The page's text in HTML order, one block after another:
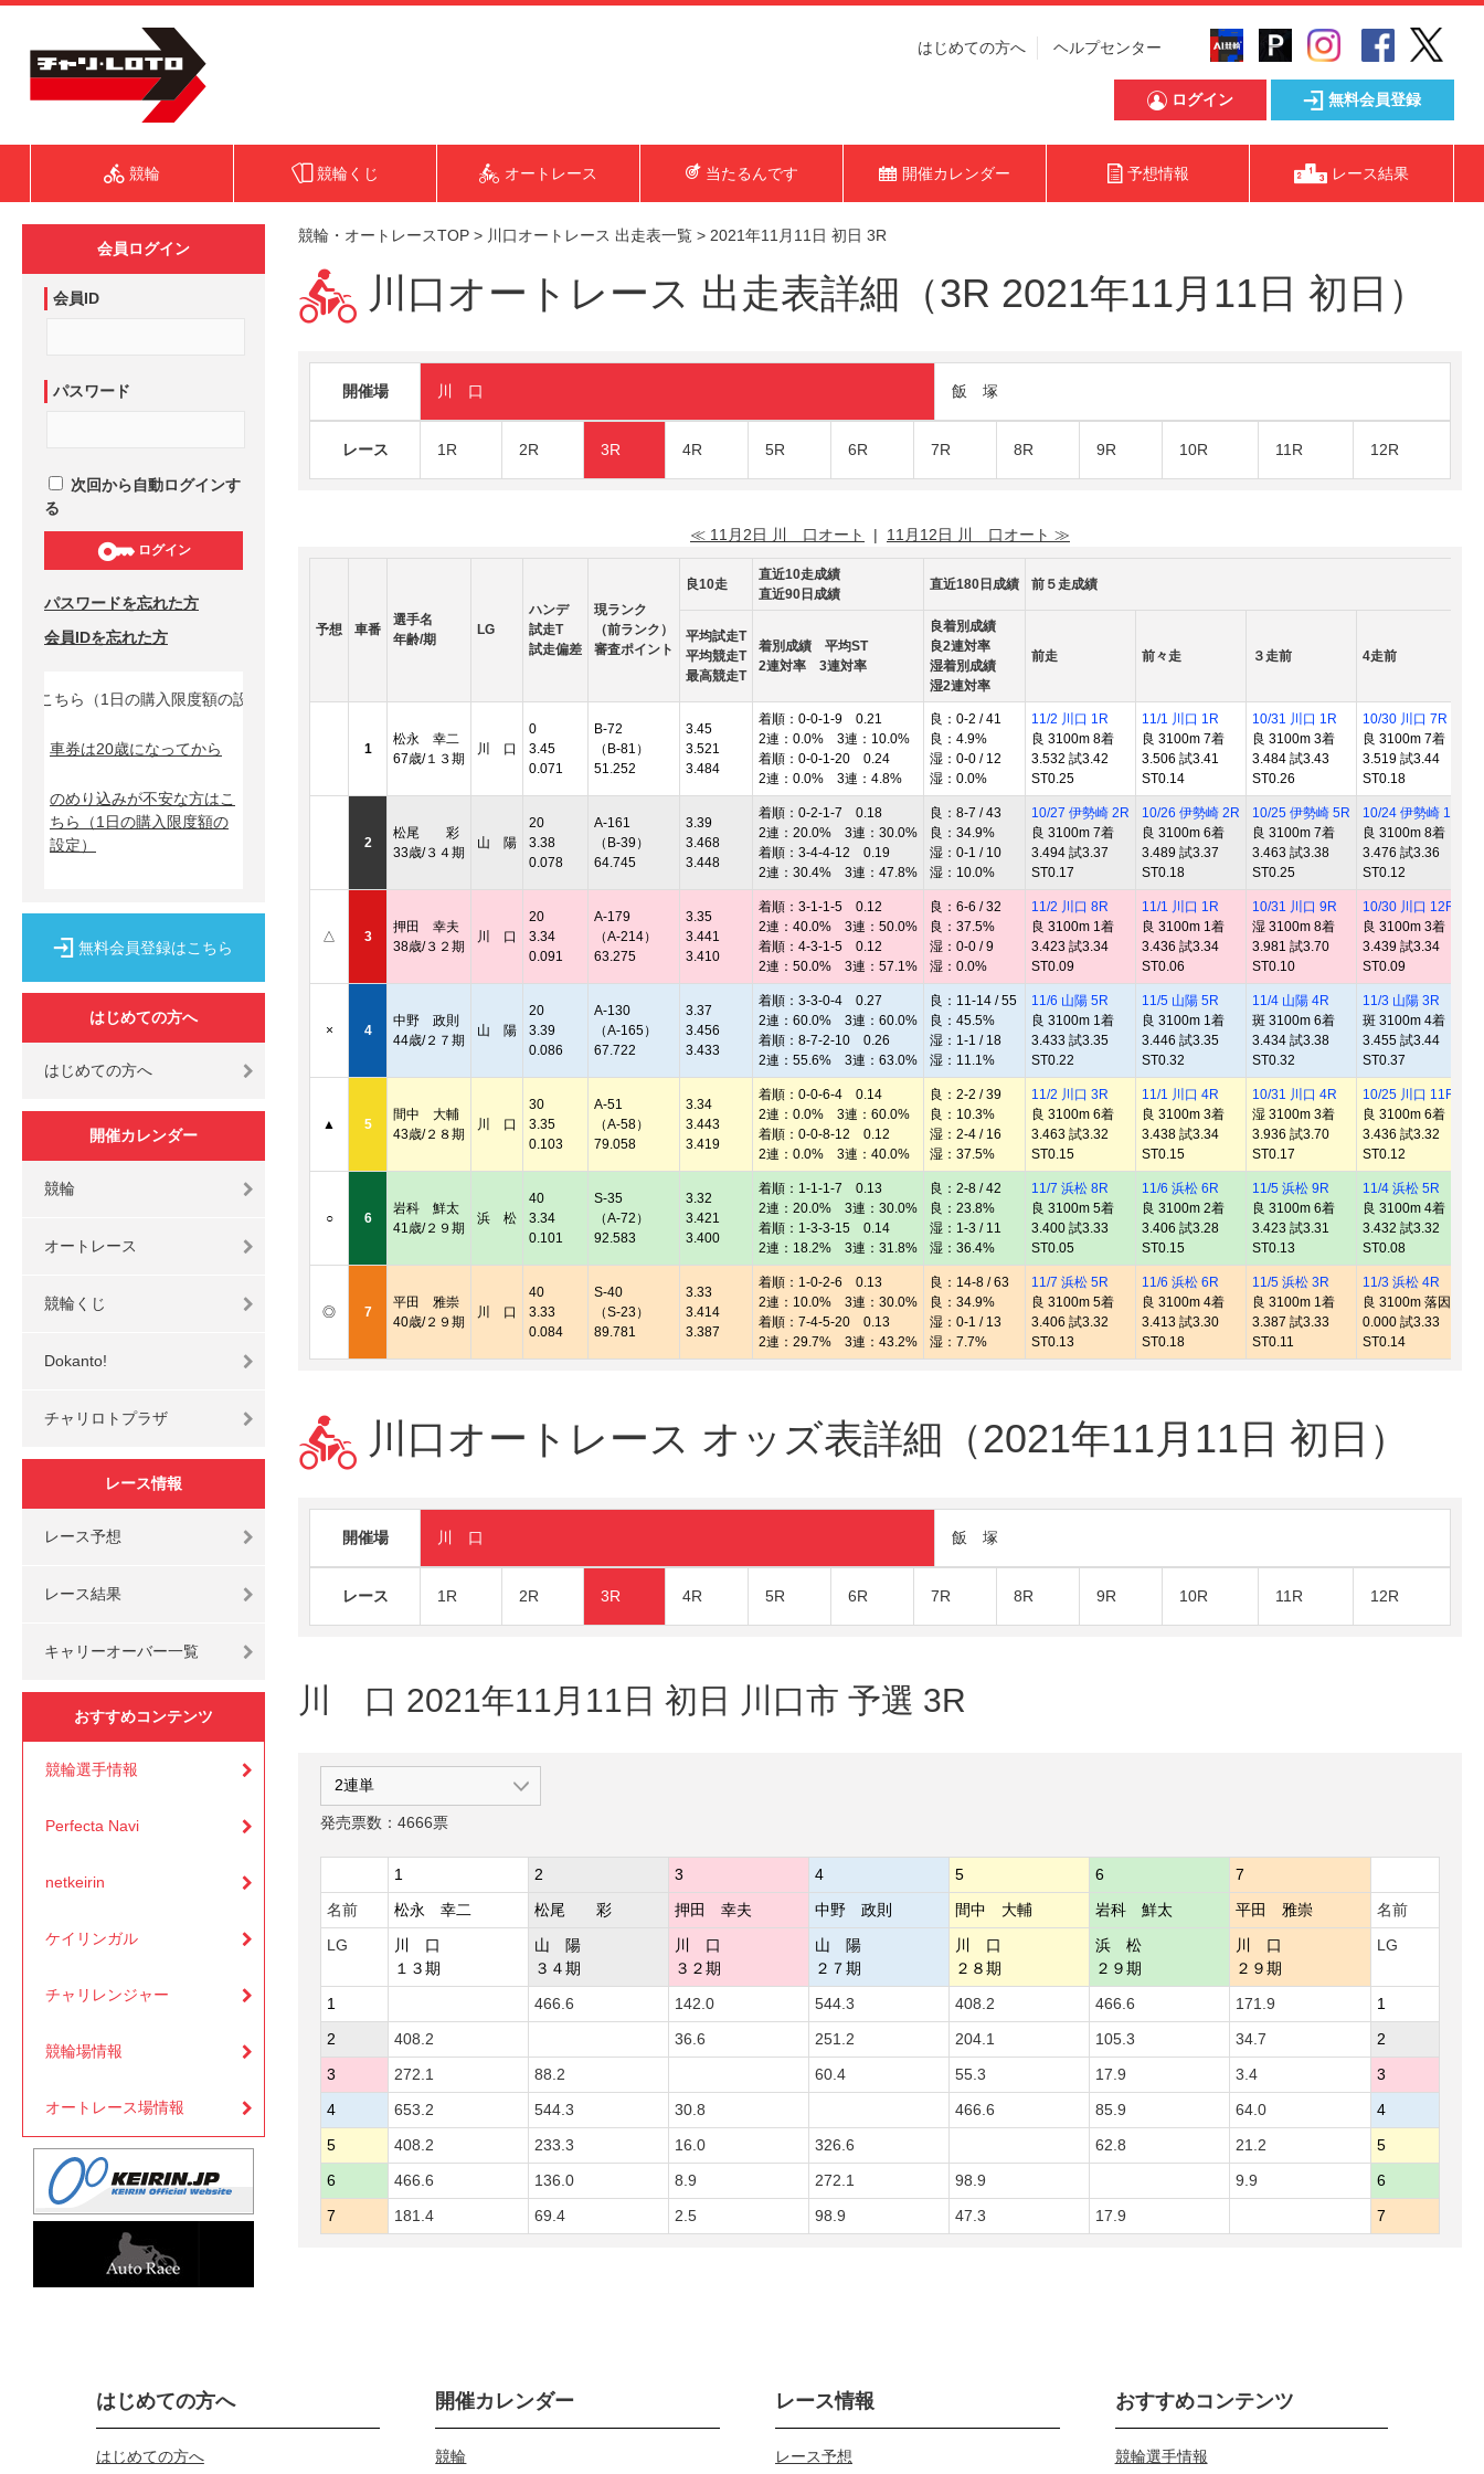
はじめての方へ ヘルプセンター
ログイン 無料会員登録
競輪 競輪くじ オートレース 当たるんです 開催カレンダー 予想情報 レース結果
会員ログイン
会員ID
パスワード
次回から自動ログインす
る
ログイン
パスワードを忘れた方
会員IDを忘れた方
ちら（1日の購入限度額の設定）↓
車券は20歳になってから
のめり込みが不安な方はこ
ちら
（1日の購入限度額の
設定）
無料会員登録はこちら
はじめての方へ
はじめての方へ
開催カレンダー
競輪
オートレース
競輪くじ
Dokanto!
チャリロトプラザ
レース情報
レース予想
レース結果
キャリーオーバー一覧
おすすめコンテンツ
競輪選手情報
Perfecta Navi
netkeirin
ケイリンガル
チャリレンジャー
競輪場情報
オートレース場情報
競輪・オートレースTOP > 川口オートレース 出走表一覧 > 2021年11月11日 初日 3R
川口オートレース 出走表詳細（3R 2021年11月11日 初日）
開催場 川 口 飯 塚
レース 1R 2R 3R 4R 5R 6R 7R 8R 9R 10R 11R 12R
≪ 11月2日 川 口オート | 11月12日 川 口オート ≫
予想 車番
選手名
年齢/期
LG
ハンデ
試走T
試走偏差
現ランク
（前ランク）
審査ポイント
良10走
直近10走成績
直近90日成績
直近180日成績 前５走成績
平均試走T
平均競走T
最高競走T
着別成績 平均ST
2連対率 3連対率
良着別成績
良2連対率
湿着別成績
湿2連対率
前走 前々走 ３走前 4走前
1
松永 幸二
67歳/１３期
川 口
0
3.45
0.071
B-72
（B-81）
51.252
3.45
3.521
3.484
着順：0-0-1-9 0.21
2連：0.0% 3連：10.0%
着順：0-0-1-20 0.24
2連：0.0% 3連：4.8%
良：0-2 / 41
良：4.9%
湿：0-0 / 12
湿：0.0%
11/2 川口 1R
良 3100m 8着
3.532 試3.42
ST0.25
11/1 川口 1R
良 3100m 7着
3.506 試3.41
ST0.14
10/31 川口 1R
良 3100m 3着
3.484 試3.43
ST0.26
10/30 川口 7R
良 3100m 7着
3.519 試3.44
ST0.18
2
松尾 彩
33歳/３４期
山 陽
20
3.38
0.078
A-161
（B-39）
64.745
3.39
3.468
3.448
着順：0-2-1-7 0.18
2連：20.0% 3連：30.0%
着順：3-4-4-12 0.19
2連：30.4% 3連：47.8%
良：8-7 / 43
良：34.9%
湿：0-1 / 10
湿：10.0%
10/27 伊勢崎 2R
良 3100m 7着
3.494 試3.37
ST0.17
10/26 伊勢崎 2R
良 3100m 6着
3.489 試3.37
ST0.18
10/25 伊勢崎 5R
良 3100m 7着
3.463 試3.38
ST0.25
10/24 伊勢崎 10R
良 3100m 8着
3.476 試3.36
ST0.12
△ 3
押田 幸夫
38歳/３２期
川 口
20
3.34
0.091
A-179
（A-214）
63.275
3.35
3.441
3.410
着順：3-1-1-5 0.12
2連：40.0% 3連：50.0%
着順：4-3-1-5 0.12
2連：50.0% 3連：57.1%
良：6-6 / 32
良：37.5%
湿：0-0 / 9
湿：0.0%
11/2 川口 8R
良 3100m 1着
3.423 試3.34
ST0.09
11/1 川口 1R
良 3100m 1着
3.436 試3.34
ST0.06
10/31 川口 9R
湿 3100m 8着
3.981 試3.70
ST0.10
10/30 川口 12R
良 3100m 3着
3.439 試3.34
ST0.09
× 4
中野 政則
44歳/２７期
山 陽
20
3.39
0.086
A-130
（A-165）
67.722
3.37
3.456
3.433
着順：3-3-0-4 0.27
2連：60.0% 3連：60.0%
着順：8-7-2-10 0.26
2連：55.6% 3連：63.0%
良：11-14 / 55
良：45.5%
湿：1-1 / 18
湿：11.1%
11/6 山陽 5R
良 3100m 1着
3.433 試3.35
ST0.22
11/5 山陽 5R
良 3100m 1着
3.446 試3.35
ST0.32
11/4 山陽 4R
斑 3100m 6着
3.434 試3.38
ST0.32
11/3 山陽 3R
斑 3100m 4着
3.455 試3.44
ST0.37
▲ 5
間中 大輔
43歳/２８期
川 口
30
3.35
0.103
A-51
（A-58）
79.058
3.34
3.443
3.419
着順：0-0-6-4 0.14
2連：0.0% 3連：60.0%
着順：0-0-8-12 0.12
2連：0.0% 3連：40.0%
良：2-2 / 39
良：10.3%
湿：2-4 / 16
湿：37.5%
11/2 川口 3R
良 3100m 6着
3.463 試3.32
ST0.15
11/1 川口 4R
良 3100m 3着
3.438 試3.34
ST0.15
10/31 川口 4R
湿 3100m 3着
3.936 試3.70
ST0.17
10/25 川口 11R
良 3100m 6着
3.436 試3.32
ST0.12
○ 6
岩科 鮮太
41歳/２９期
浜 松
40
3.34
0.101
S-35
（A-72）
92.583
3.32
3.421
3.400
着順：1-1-1-7 0.13
2連：20.0% 3連：30.0%
着順：1-3-3-15 0.14
2連：18.2% 3連：31.8%
良：2-8 / 42
良：23.8%
湿：1-3 / 11
湿：36.4%
11/7 浜松 8R
良 3100m 5着
3.400 試3.33
ST0.05
11/6 浜松 6R
良 3100m 2着
3.406 試3.28
ST0.15
11/5 浜松 9R
良 3100m 6着
3.423 試3.31
ST0.13
11/4 浜松 5R
良 3100m 4着
3.432 試3.32
ST0.08
◎ 7
平田 雅崇
40歳/２９期
川 口
40
3.33
0.084
S-40
（S-23）
89.781
3.33
3.414
3.387
着順：1-0-2-6 0.13
2連：10.0% 3連：30.0%
着順：7-4-5-20 0.13
2連：29.7% 3連：43.2%
良：14-8 / 63
良：34.9%
湿：0-1 / 13
湿：7.7%
11/7 浜松 5R
良 3100m 5着
3.406 試3.32
ST0.13
11/6 浜松 6R
良 3100m 4着
3.413 試3.30
ST0.18
11/5 浜松 3R
良 3100m 1着
3.387 試3.33
ST0.11
11/3 浜松 4R
良 3100m 落因
0.000 試3.33
ST0.14
川口オートレース オッズ表詳細（2021年11月11日 初日）
開催場 川 口 飯 塚
レース 1R 2R 3R 4R 5R 6R 7R 8R 9R 10R 11R 12R
川 口 2021年11月11日 初日 川口市 予選 3R
発売票数：4666票
1 2 3 4 5 6
7
名前
松永 幸二 松尾 彩 押田 幸夫 中野 政則 間中 大輔 岩科 鮮太 平田 雅崇
名前
LG
川 口
１３期
山 陽
３４期
川 口
３２期
山 陽
２７期
川 口
２８期
浜 松
２９期
川 口
２９期
LG
1 466.6 142.0 544.3 408.2 466.6 171.9
1
2
408.2 36.6 251.2 204.1 105.3 34.7
2
3
272.1 88.2 60.4 55.3 17.9 3.4
3
4
653.2 544.3 30.8 466.6 85.9 64.0
4
5
408.2 233.3 16.0 326.6 62.8 21.2
5
6
466.6 136.0 8.9 272.1 98.9 9.9
6
7
181.4 69.4 2.5 98.9 47.3 17.9 7
はじめての方へ
はじめての方へ
開催カレンダー
競輪
レース情報
レース予想
おすすめコンテンツ
競輪選手情報